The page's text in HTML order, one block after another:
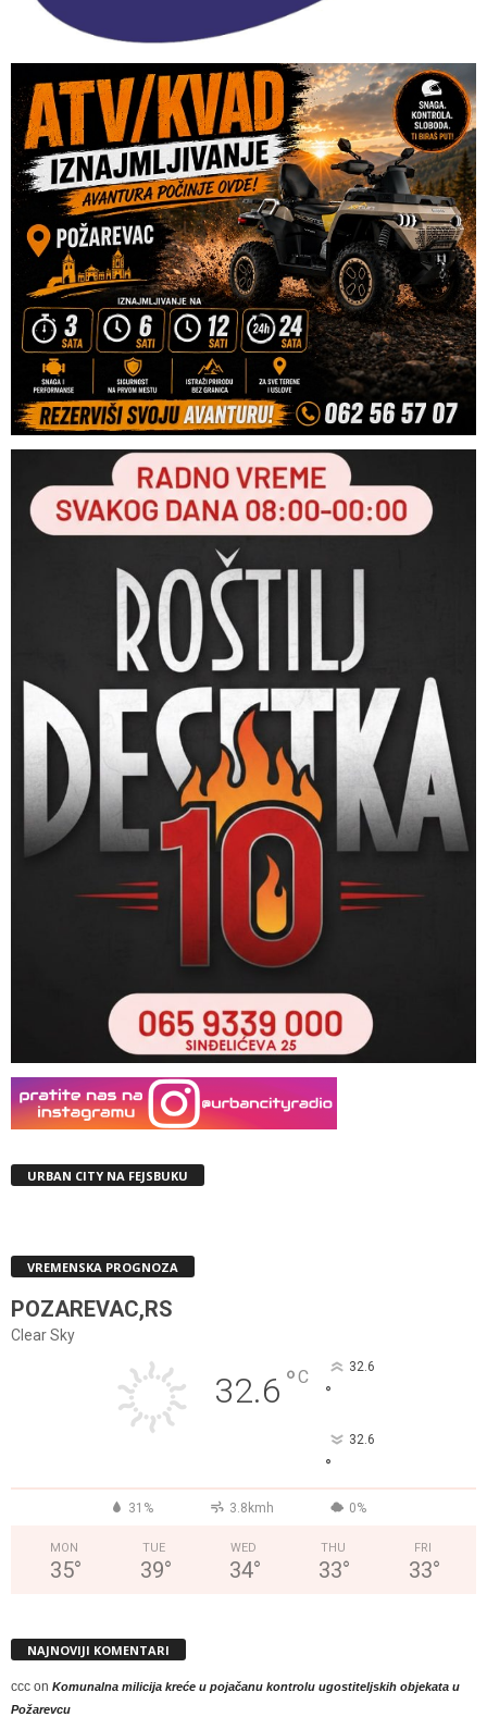
URBAN CITY NA FEJSBUKU
VREMENSKA PROGNOZA
POZAREVAC,RS
Clear Sky
32.6 °C 32.6
°
32.6
°
31% 3.8kmh 0%
MON
35°
TUE
39°
WED
34°
THU
33°
FRI
33°
NAJNOVIJI KOMENTARI
ccc on Komunalna milicija kreće u pojačanu kontrolu ugostiteljskih objekata u
Požarevcu